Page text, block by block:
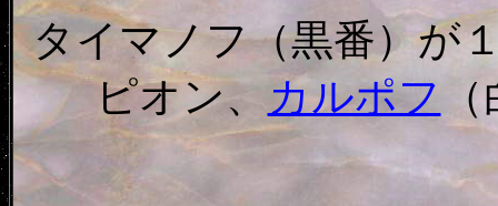
タイマノフ（黒番）が
ピオン、 カルポフ